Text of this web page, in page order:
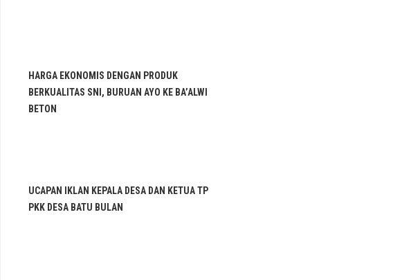
HARGA EKONOMIS DENGAN PRODUK
BERKUALITAS SNI, BURUAN AYO KE BA’ALWI
BETON
UCAPAN IKLAN KEPALA DESA DAN KETUA TP
PKK DESA BATU BULAN